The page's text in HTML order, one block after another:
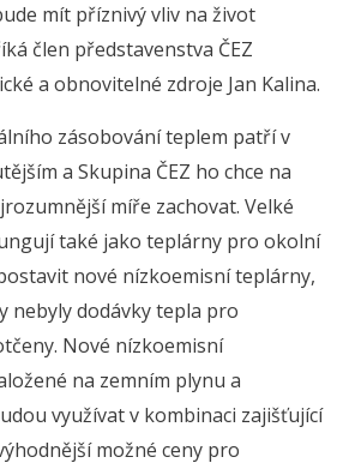
mít příznivý vliv na život
člen představenstva ČEZ
a obnovitelné zdroje Jan Kalina.
zásobování teplem patří v
a Skupina ČEZ ho chce na
míře zachovat. Velké
také jako teplárny pro okolní
nové nízkoemisní teplárny,
nebyly dodávky tepla pro
Nové nízkoemisní
na zemním plynu a
využívat v kombinaci zajišťující
možné ceny pro